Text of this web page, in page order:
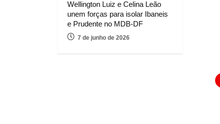
Wellington Luiz e Celina Leão
unem forças para isolar Ibaneis
e Prudente no MDB-DF
7 de junho de 2026